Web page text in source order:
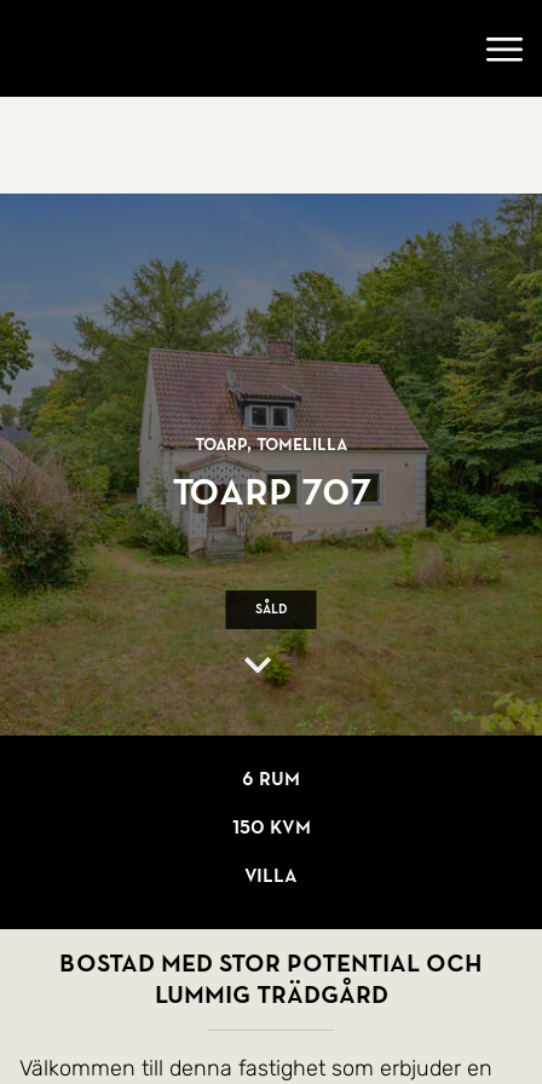
Toarp, Tomelilla
Toarp 707
Såld
6 rum
150 kvm
Villa
Bostad med stor potential och
lummig trädgård
Välkommen till denna fastighet som erbjuder en